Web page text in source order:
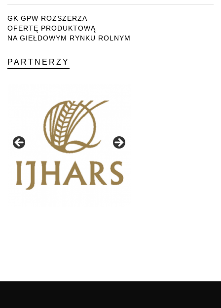
GK GPW ROZSZERZA
OFERTĘ PRODUKTOWĄ
NA GIEŁDOWYM RYNKU ROLNYM
PARTNERZY